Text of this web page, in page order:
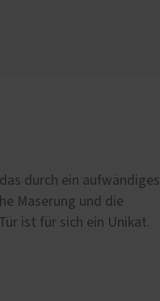
durch ein aufwändiges
Maserung und die
ist für sich ein Unikat.